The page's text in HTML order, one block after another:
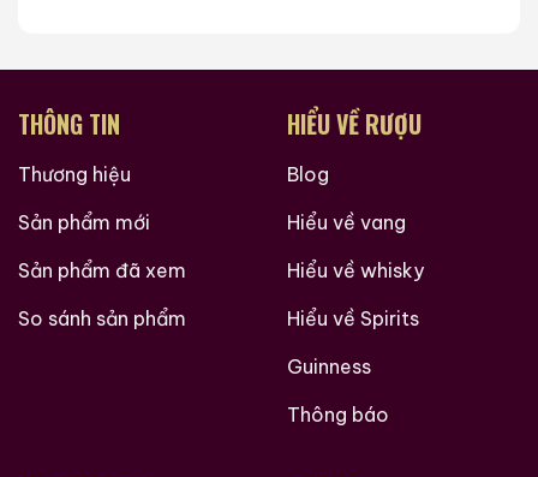
THÔNG TIN
Thương hiệu
Sản phẩm mới
Sản phẩm đã xem
So sánh sản phẩm
HIỂU VỀ RƯỢU
Blog
Hiểu về vang
Hiểu về whisky
Hiểu về Spirits
Guinness
Thông báo